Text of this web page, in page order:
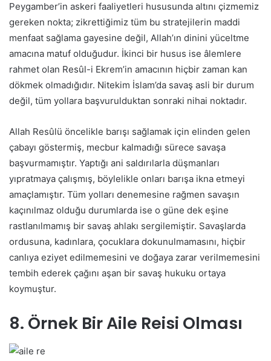
Peygamber’in askeri faaliyetleri hususunda altını çizmemiz
gereken nokta; zikrettiğimiz tüm bu stratejilerin maddi
menfaat sağlama gayesine değil, Allah’ın dinini yüceltme
amacına matuf olduğudur. İkinci bir husus ise âlemlere
rahmet olan Resûl-i Ekrem’in amacının hiçbir zaman kan
dökmek olmadığıdır. Nitekim İslam’da savaş asli bir durum
değil, tüm yollara başvurulduktan sonraki nihai noktadır.
Allah Resûlü öncelikle barışı sağlamak için elinden gelen
çabayı göstermiş, mecbur kalmadığı sürece savaşa
başvurmamıştır. Yaptığı ani saldırılarla düşmanları
yıpratmaya çalışmış, böylelikle onları barışa ikna etmeyi
amaçlamıştır. Tüm yolları denemesine rağmen savaşın
kaçınılmaz olduğu durumlarda ise o güne dek eşine
rastlanılmamış bir savaş ahlakı sergilemiştir. Savaşlarda
ordusuna, kadınlara, çocuklara dokunulmamasını, hiçbir
canlıya eziyet edilmemesini ve doğaya zarar verilmemesini
tembih ederek çağını aşan bir savaş hukuku ortaya
koymuştur.
8. Örnek Bir Aile Reisi Olması